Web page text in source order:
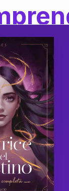
della tua
o
✨
del Libro